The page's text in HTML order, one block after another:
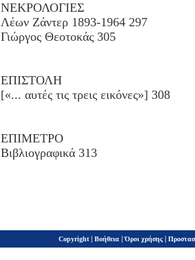
ΝΕΚΡΟΛΟΓΙΕΣ
Λέων Ζάντερ 1893-1964 297
Γιώργος Θεοτοκάς 305
ΕΠΙΣΤΟΛΗ
[«... αυτές τις τρεις εικόνες»] 308
ΕΠΙΜΕΤΡΟ
Βιβλιογραφικά 313
Copyright | Βοήθεια |Όροι χρήσης |